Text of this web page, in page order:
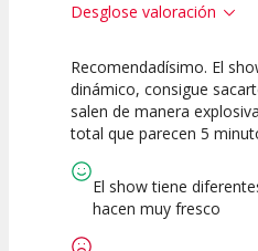
Desglose valoración
10
Calidad del
Espectáculo
10
Puesta en
Escena
Recomendadísimo. El
dinámico, consigue
salen de manera
total que parecen 5
El show tiene
hacen muy fresco